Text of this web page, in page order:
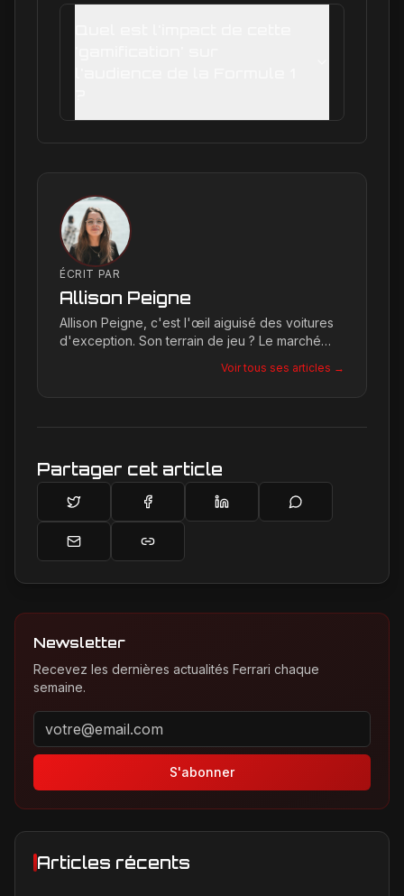
ÉCRIT PAR
Allison Peigne
Allison Peigne, c'est l'œil aiguisé des voitures
d'exception. Son terrain de jeu ? Le marché
une passion contagieuse les dernières
créations, notamment chez Ferrari, sa marque
Voir tous ses articles →
Partager cet article
Newsletter
Recevez les dernières actualités Ferrari chaque
semaine.
Adresse email pour la newsletter
S'abonner
Articles récents